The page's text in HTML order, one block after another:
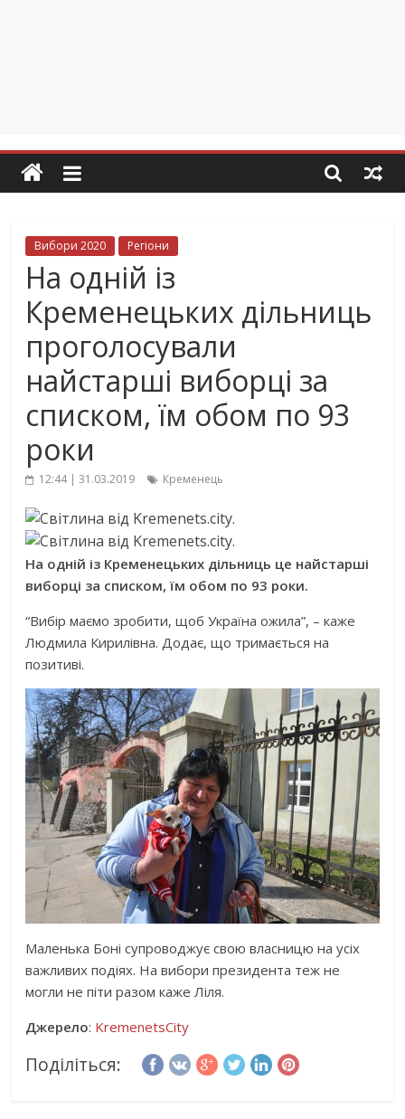
Вибори 2020 Регіони
На одній із
Кременецьких дільниць
проголосували
найстарші виборці за
списком, їм обом по 93
роки
12:44 | 31.03.2019 Кременець
На одній із Кременецьких дільниць це найстарші
виборці за списком, їм обом по 93 роки.
“Вибір маємо зробити, щоб Україна ожила”, – каже
Людмила Кирилівна. Додає, що тримається на
позитиві.
Маленька Боні супроводжує свою власницю на усіх
важливих подіях. На вибори президента теж не
могли не піти разом каже Ліля.
Джерело: KremenetsCity
Поділіться: